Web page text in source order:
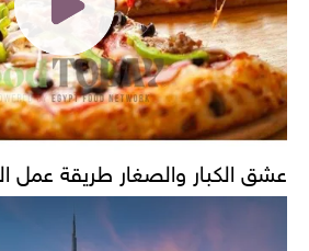
عشق الكبار والصغار طريقة عمل